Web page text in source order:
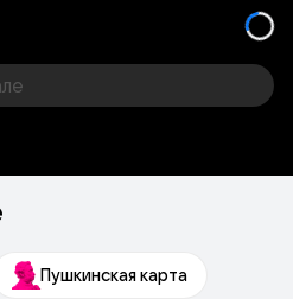
Пушкинская карта